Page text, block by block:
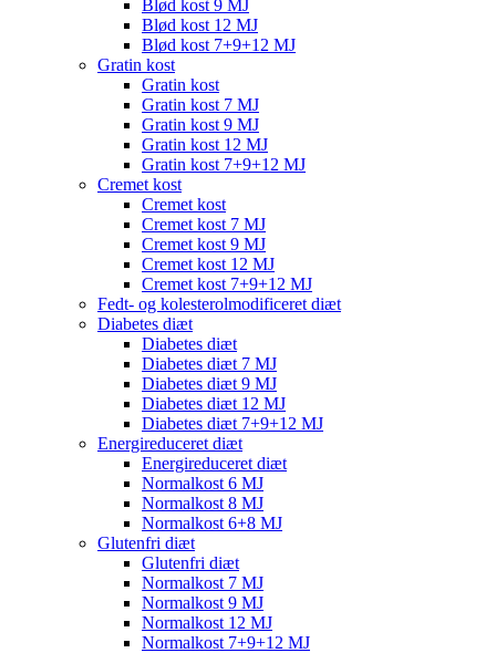
Blød kost 9 MJ
Blød kost 12 MJ
Blød kost 7+9+12 MJ
Gratin kost
Gratin kost
Gratin kost 7 MJ
Gratin kost 9 MJ
Gratin kost 12 MJ
Gratin kost 7+9+12 MJ
Cremet kost
Cremet kost
Cremet kost 7 MJ
Cremet kost 9 MJ
Cremet kost 12 MJ
Cremet kost 7+9+12 MJ
Fedt- og kolesterolmodificeret diæt
Diabetes diæt
Diabetes diæt
Diabetes diæt 7 MJ
Diabetes diæt 9 MJ
Diabetes diæt 12 MJ
Diabetes diæt 7+9+12 MJ
Energireduceret diæt
Energireduceret diæt
Normalkost 6 MJ
Normalkost 8 MJ
Normalkost 6+8 MJ
Glutenfri diæt
Glutenfri diæt
Normalkost 7 MJ
Normalkost 9 MJ
Normalkost 12 MJ
Normalkost 7+9+12 MJ